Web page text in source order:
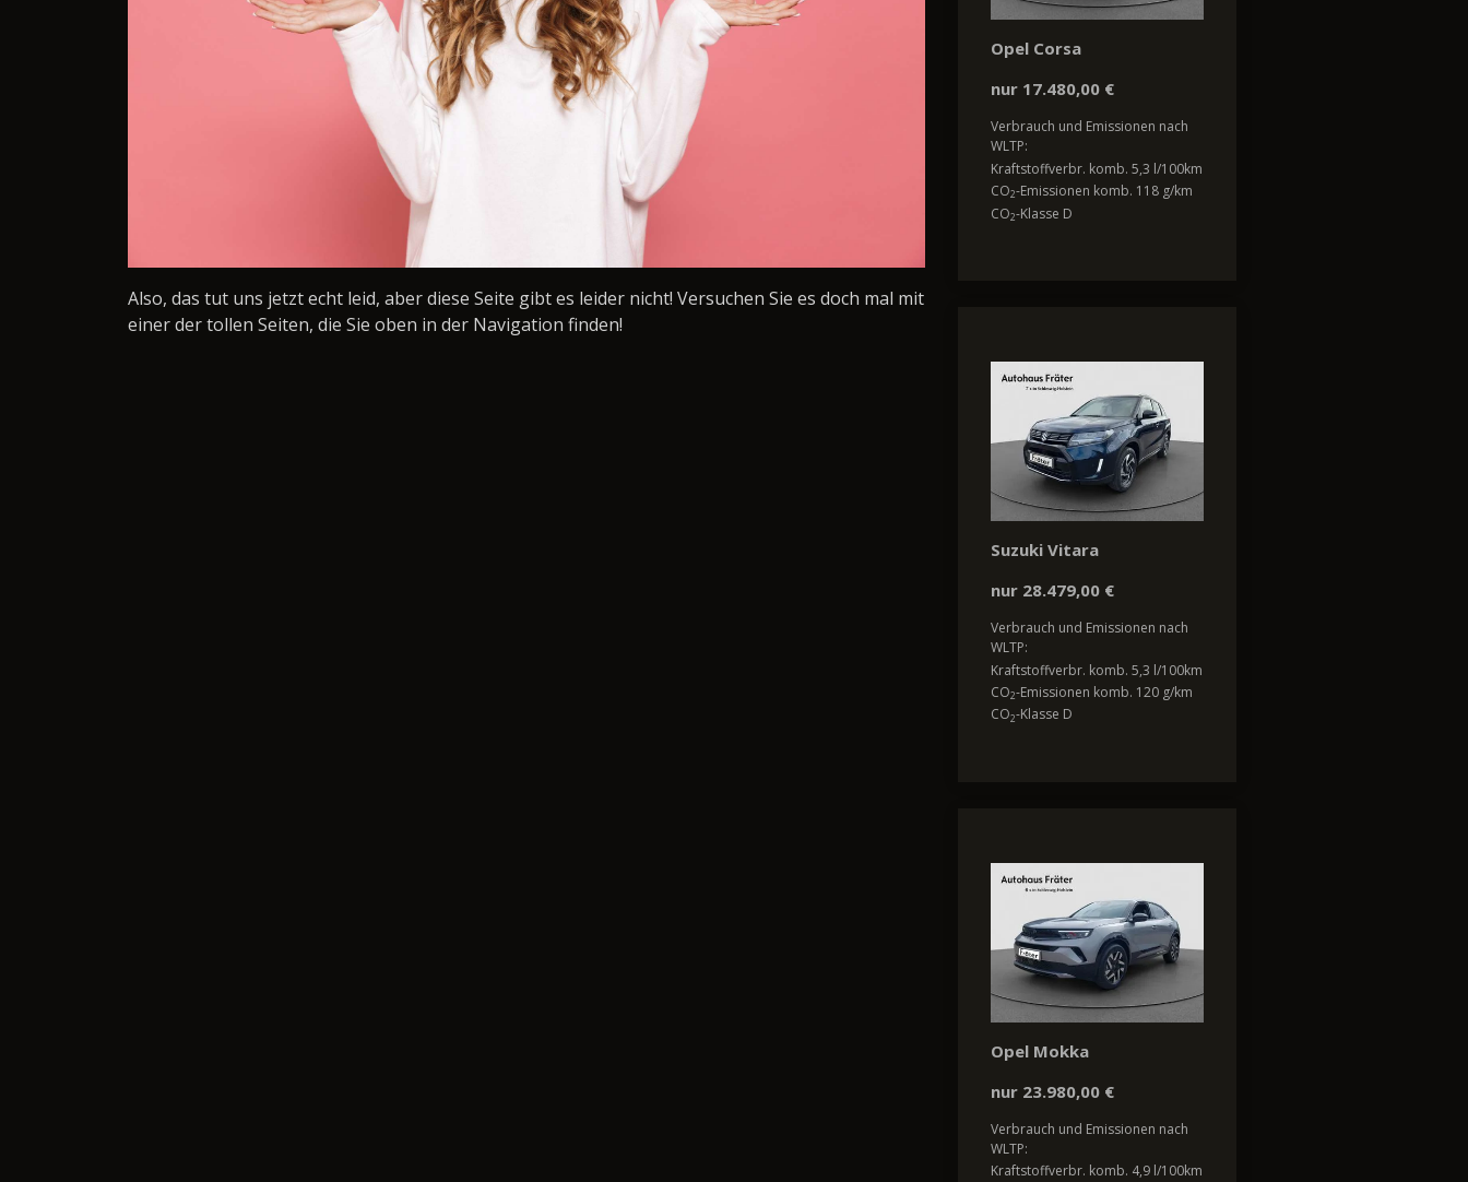
Also, das tut uns jetzt echt leid, aber diese Seite gibt es leider nicht! Versuchen Sie es doch mal mit
einer der tollen Seiten, die Sie oben in der Navigation finden!
Opel Corsa
nur 17.480,00 €
Verbrauch und Emissionen nach
WLTP:
Kraftstoffverbr. komb. 5,3 l/100km
CO2-Emissionen komb. 118 g/km
CO2-Klasse D
Suzuki Vitara
nur 28.479,00 €
Verbrauch und Emissionen nach
WLTP:
Kraftstoffverbr. komb. 5,3 l/100km
CO2-Emissionen komb. 120 g/km
CO2-Klasse D
Opel Mokka
nur 23.980,00 €
Verbrauch und Emissionen nach
WLTP:
Kraftstoffverbr. komb. 4,9 l/100km